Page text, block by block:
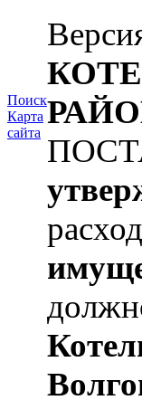
Поиск
Карта
сайта